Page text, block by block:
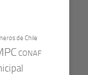
de Chile
CONAF